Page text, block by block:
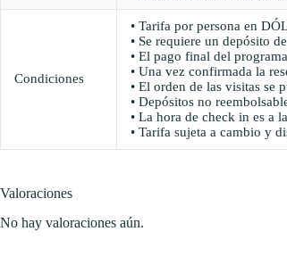
Condiciones
• Tarifa por persona en
• Se requiere un depósito
• El pago final del
• Una vez confirmada la
• El orden de las visitas se
• Depósitos no
• La hora de check in es a
• Tarifa sujeta a cambio y
Valoraciones
No hay valoraciones aún.